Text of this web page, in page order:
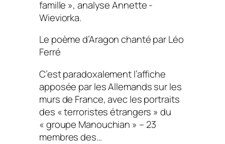
famille », analyse Annette ­
Wieviorka.
Le poème d’Aragon chanté par Léo
Ferré
C’est paradoxalement l’affiche
apposée par les Allemands sur les
murs de France, avec les portraits
des « terroristes étrangers » du
« groupe Manouchian » – 23
membres des…